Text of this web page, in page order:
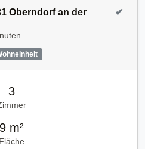
Oberndorf an der
✔
3
9 m²
Fläche